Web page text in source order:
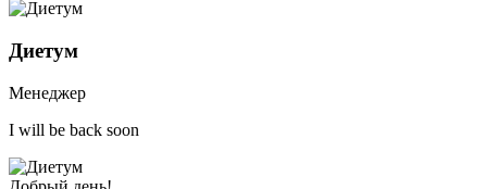
Диетум
Менеджер
I will be back soon